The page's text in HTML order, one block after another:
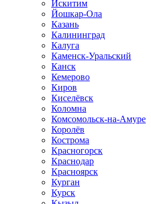
Искитим
Йошкар-Ола
Казань
Калининград
Калуга
Каменск-Уральский
Канск
Кемерово
Киров
Киселёвск
Коломна
Комсомольск-на-Амуре
Королёв
Кострома
Красногорск
Краснодар
Красноярск
Курган
Курск